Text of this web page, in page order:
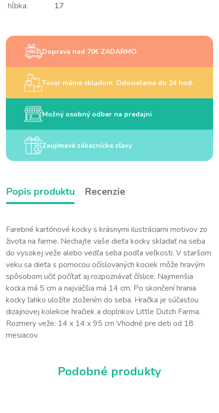
hĺbka:
17
Doprava nad 70€ ZADARMO
Tovar máme skladom. Odosielame do 24 hod.
Možný osobný odber na predajni
Zaujímavé zákaznícke zľavy
Popis produktu Recenzie
Farebné kartónové kocky s krásnymi ilustráciami motivov zo
života na farme. Nechajte vaše dieťa kocky skladať na seba
do vysokej veže alebo vedľa seba podľa veľkosti. V staršom
veku sa dieťa s pomocou očíslovaných kociek môže hravým
spôsobom učiť počítať aj rozpoznávať číslice. Najmenšia
kocka má 5 cm a najväčšia má 14 cm. Po skončení hrania
kocky ľahko uložíte zložením do seba. Hračka je súčasťou
dizajnovej kolekcie hračiek a doplnkov Little Dutch Farma.
Rozmery veže: 14 x 14 x 95 cm Vhodné pre deti od 18
mesiacov.
Podobné produkty